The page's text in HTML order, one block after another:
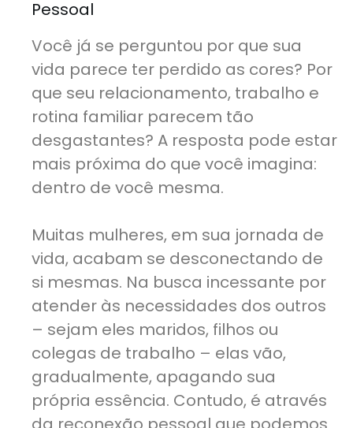
Pessoal
Você já se perguntou por que sua
vida parece ter perdido as cores? Por
que seu relacionamento, trabalho e
rotina familiar parecem tão
desgastantes? A resposta pode estar
mais próxima do que você imagina:
dentro de você mesma.
Muitas mulheres, em sua jornada de
vida, acabam se desconectando de
si mesmas. Na busca incessante por
atender às necessidades dos outros
– sejam eles maridos, filhos ou
colegas de trabalho – elas vão,
gradualmente, apagando sua
própria essência. Contudo, é através